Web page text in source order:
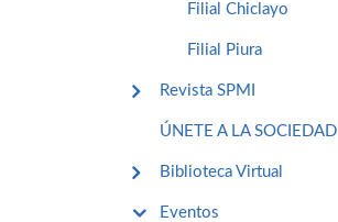
Filial Chiclayo
Filial Piura
Revista SPMI
ÚNETE A LA SOCIEDAD
Biblioteca Virtual
Eventos